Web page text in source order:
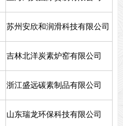
苏州安欣和润滑科技有限公司
吉林北洋炭素炉窑有限公司
浙江盛远碳素制品有限公司
山东瑞龙环保科技有限公司